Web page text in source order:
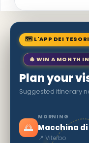
🗺 L'APP DEI
🎄 WIN A MONTH
Plan your
Suggested itinerary
🌅
MORNING
Macchina
📍 Viterbo